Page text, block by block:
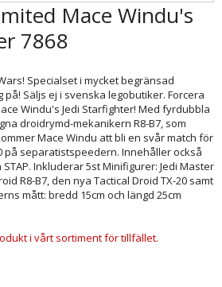
Mace Windu's
7868
Specialset i mycket begränsad
Säljs ej i svenska legobutiker. Forcera
Windu's Jedi Starfighter! Med fyrdubbla
droidrymd-mekanikern R8-B7, som
Mace Windu att bli en svår match för
på separatistspeedern. Innehåller också
Inkluderar 5st Minifigurer: Jedi Master
R8-B7, den nya Tactical Droid TX-20 samt
mått: bredd 15cm och längd 25cm
i vårt sortiment för tillfället.